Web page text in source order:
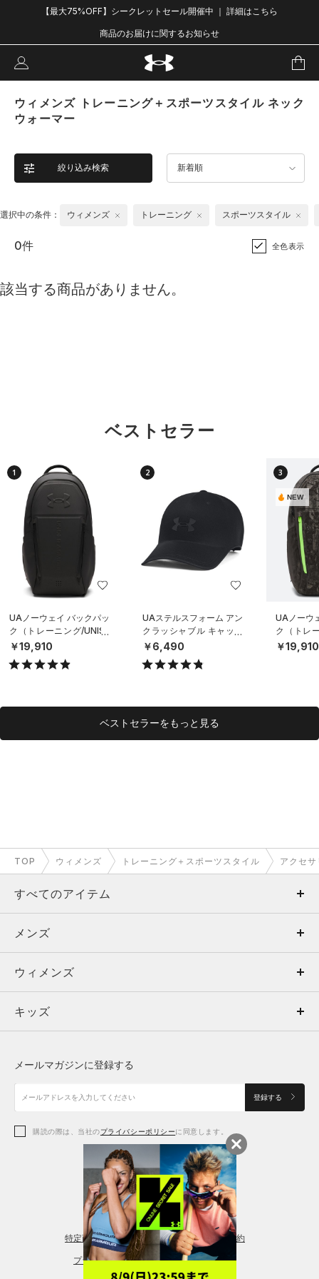
【最大75%OFF】シークレットセール開催中 ｜ 詳細はこちら
商品のお届けに関するお知らせ
ウィメンズ トレーニング＋スポーツスタイル ネック
ウォーマー
絞り込み検索 新着順
選択中の条件： ウィメンズ トレーニング スポーツスタイル
0件 全色表示
該当する商品がありません。
ベストセラー
1
UAノーウェイ バックパッ
ク（トレーニング/UNISE
X）
￥19,910
2
UAステルスフォーム アン
クラッシャブル キャップ
（ライフスタイル/UNISE
￥6,490
3
NEW
UAノーウ
ク（トレ
X）
￥19,910
ベストセラーをもっと見る
TOP ウィメンズ トレーニング＋スポーツスタイル アクセサ
すべてのアイテム
メンズ
ウィメンズ
キッズ
アクセサリー
メンズ
トップス
ボトムス
アクセサリー
ウィメンズ
トップス
シューズ
アクセサリー
レギンス＆タイツ
キッズ
シューズ
メールマガジンに登録する
登録する
購読の際は、当社のプライバシーポリシーに同意します。
特定商取引法に基づく通販の表記 会員規約
プライバシーポリシー